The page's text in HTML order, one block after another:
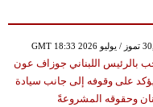
بالرئيس اللبناني جوزاف عون
على وقوفه إلى جانب سيادة
وحقوقه المشروعةً